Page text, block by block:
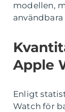
modellen,
Apple
Enligt
Watch för